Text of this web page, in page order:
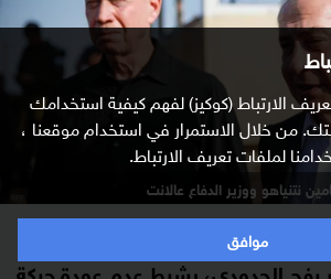
الارتباط (كوكيز) لفهم كيفية استخدامك
من خلال الاستمرار في استخدام موقعنا ،
لملفات تعريف الارتباط.
موافق
نتنياهو ووزير الدفاع عالانت
يوآف غالانت، أن إسرائيل
رفح الحدودي، بشرط عدم عودة حركة